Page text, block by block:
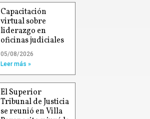
Capacitación
virtual sobre
liderazgo en
oficinas judiciales
05/08/2026
Leer más »
El Superior
Tribunal de Justicia
se reunió en Villa